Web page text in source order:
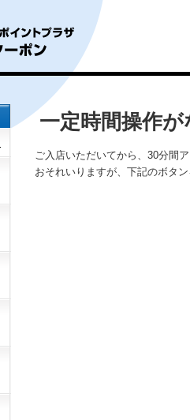
一定時間操作
ご入店いただいてから、30分間
おそれいりますが、下記のボタ